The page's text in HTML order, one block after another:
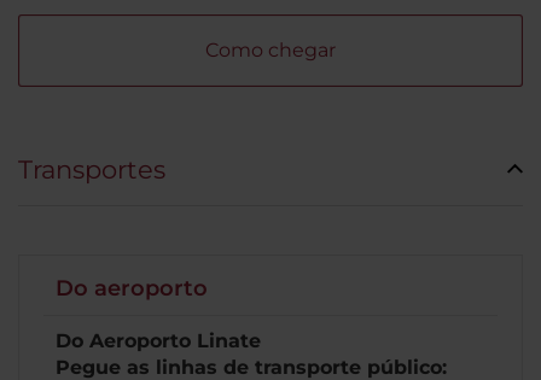
Como chegar
Transportes
Do aeroporto
Do Aeroporto Linate
Pegue as linhas de transporte público: